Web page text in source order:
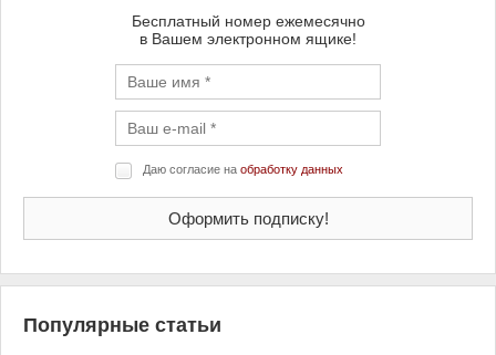
Бесплатный номер ежемесячно
в Вашем электронном ящике!
Даю согласие на обработку данных
Популярные статьи